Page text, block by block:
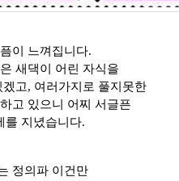
이 느껴집니다.
새댁이 어린 자식을
고, 여러가지로 풀지못한
고 있으니 어찌 서글픈
를 지녔습니다.
정의파 이건만